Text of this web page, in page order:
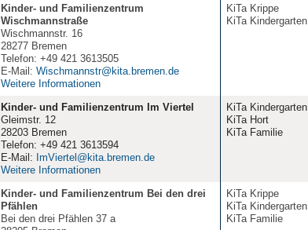
Kinder- und Familienzentrum
Wischmannstraße
Wischmannstr. 16
28277 Bremen
Telefon: +49 421 3613505
E-Mail: Wischmannstr@kita.bremen.de
Weitere Informationen
KiTa Krippe
KiTa Kindergarten
Kinder- und Familienzentrum Im Viertel
Gleimstr. 12
28203 Bremen
Telefon: +49 421 3613594
E-Mail: ImViertel@kita.bremen.de
Weitere Informationen
KiTa Kindergarten
KiTa Hort
KiTa Familie
Kinder- und Familienzentrum Bei den drei
Pfählen
Bei den drei Pfählen 37 a
KiTa Krippe
KiTa Kindergarten
KiTa Familie